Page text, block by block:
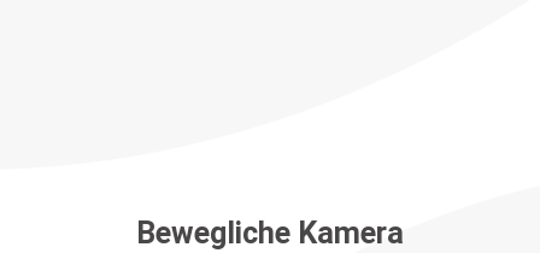
Bewegliche Kamera